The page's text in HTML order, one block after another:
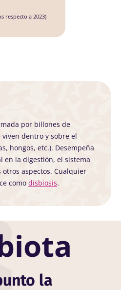
respecto a 2023)
por billones de
viven dentro y sobre el
hongos, etc.). Desempeña
en la digestión, el sistema
aspectos. Cualquier
como disbiosis.
la